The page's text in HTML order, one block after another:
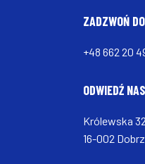
ZADZWOŃ
+48 662 20
ODWIEDŹ NAS
Królewska
16-002